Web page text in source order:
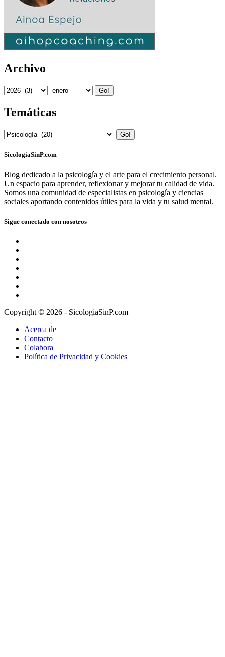
Archivo
Go!
Temáticas
Go!
SicologiaSinP.com
Blog dedicado a la psicología y el arte para el crecimiento personal.
Un espacio para aprender, reflexionar y mejorar tu calidad de vida.
Somos una comunidad de especialistas en psicología y ciencias
sociales aportando contenidos útiles para la vida y tu salud mental.
Sigue conectado con nosotros
Copyright © 2026 - SicologiaSinP.com
Acerca de
Contacto
Colabora
Política de Privacidad y Cookies